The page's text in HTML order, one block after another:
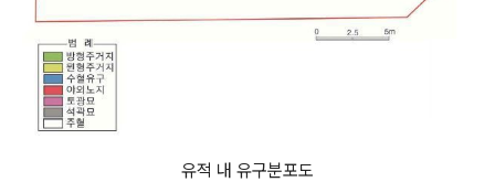
유적 내 유구분포도